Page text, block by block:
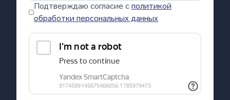
Подтверждаю согласие сполитикой
обработки персональных данных